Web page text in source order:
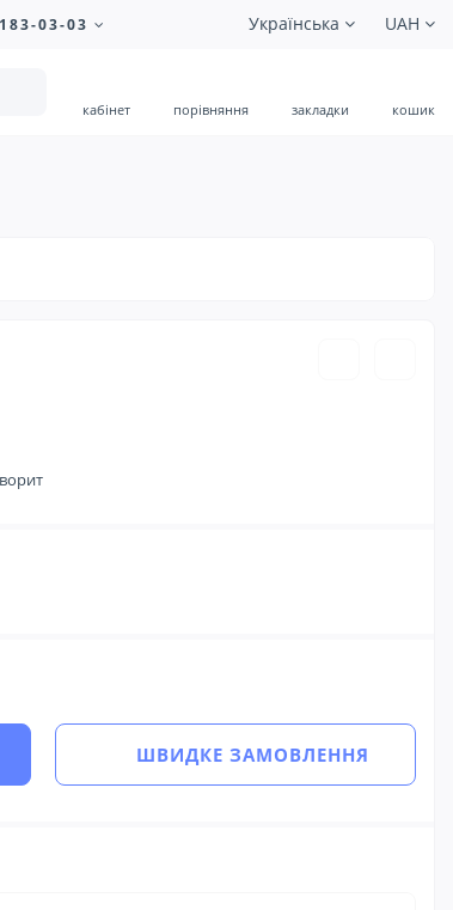
03-03 UAH
Українська
кабінет порівняння закладки кошик
ШВИДКЕ ЗАМОВЛЕННЯ